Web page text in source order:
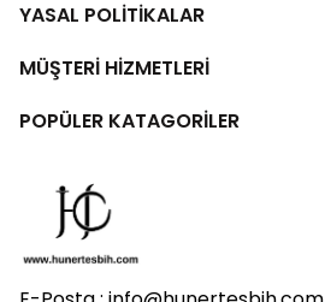
YASAL POLİTİKALAR
MÜŞTERİ HİZMETLERİ
POPÜLER KATAGORİLER